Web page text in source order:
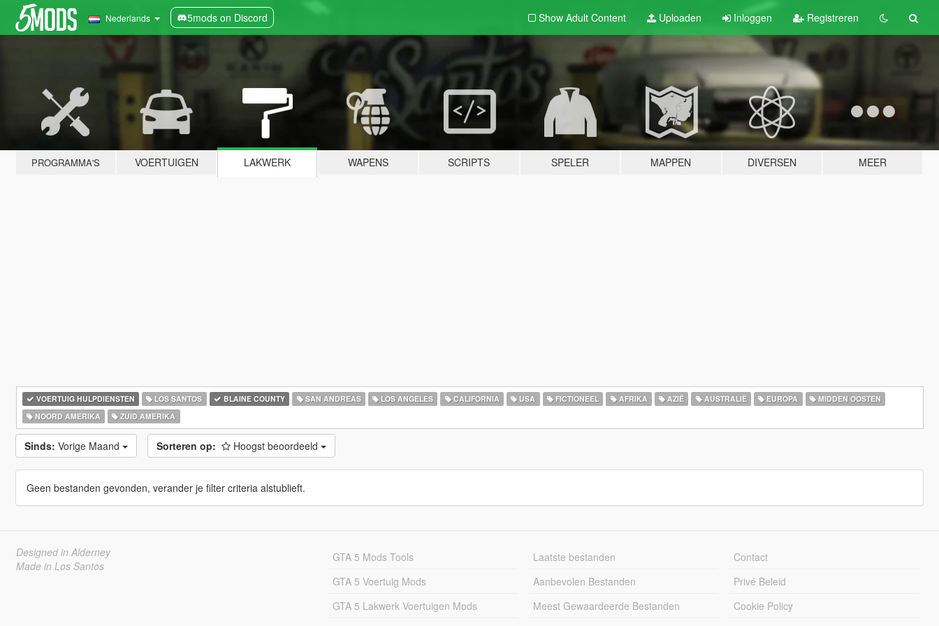
Nederlands 5mods on Discord Show Adult Content Uploaden Inloggen Registreren
PROGRAMMA'S VOERTUIGEN LAKWERK WAPENS SCRIPTS SPELER MAPPEN DIVERSEN MEER
VOERTUIG HULPDIENSTEN LOS SANTOS BLAINE COUNTY SAN ANDREAS LOS ANGELES CALIFORNIA USA FICTIONEEL AFRIKA AZIË AUSTRALIË EUROPA
MIDDEN OOSTEN
NOORD AMERIKA
ZUID AMERIKA
Sinds: Vorige Maand Sorteren op: Hoogst beoordeeld
Geen bestanden gevonden, verander je filter criteria alstublieft.
Designed in Alderney
Made in Los Santos
GTA 5 Mods Tools
GTA 5 Voertuig Mods
GTA 5 Lakwerk Voertuigen Mods
Laatste bestanden
Aanbevolen Bestanden
Meest Gewaardeerde Bestanden
Contact
Privé Beleid
Cookie Policy